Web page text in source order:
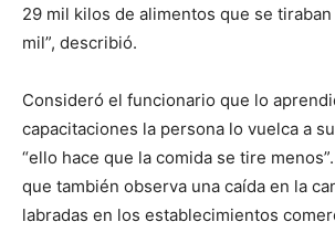
29 mil kilos de alimentos que se tiraban
mil”, describió.
Consideró el funcionario que lo
capacitaciones la persona lo vuelca a
“ello hace que la comida se tire
que también observa una caída en la
labradas en los establecimientos